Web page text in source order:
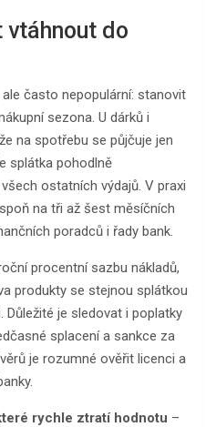
vtáhnout do
často nepopulární: stanovit
sezona. U dárků i
na spotřebu se půjčuje jen
splátka pohodlně
ostatních výdajů. V praxi
na tři až šest měsíčních
poradců i řady bank.
procentní sazbu nákladů,
produkty se stejnou splátkou
je sledovat i poplatky
splacení a sankce za
je rozumné ověřit licenci a
rychle ztratí hodnotu –